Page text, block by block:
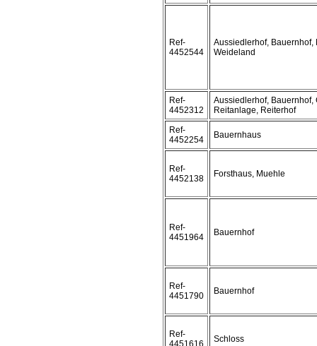
Ref-
4452544
Aussiedlerhof, Bauernhof,
Weideland
Ref-
4452312
Aussiedlerhof, Bauernhof,
Reitanlage, Reiterhof
Ref-
4452254
Bauernhaus
Ref-
4452138
Forsthaus, Muehle
Ref-
4451964
Bauernhof
Ref-
4451790
Bauernhof
Ref-
4451616
Schloss